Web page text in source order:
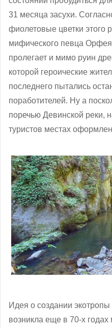
31 месяца засухи.
фиолетовые цветки этого
мифического певца
пролегает и мимо руин
которой героические
последнего пытались
поработителей. Ну а
поречью Девинской реки,
туристов местах
Идея о создании
возникла еще в 70-х